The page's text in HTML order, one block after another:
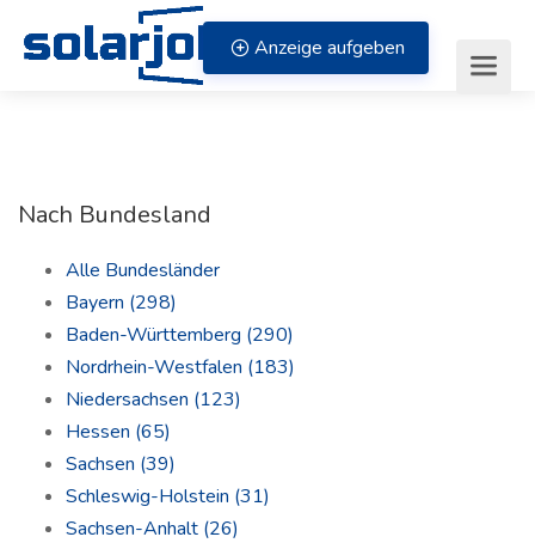
Zum Inhalt springen
Anzeige aufgeben
Nach Bundesland
Alle Bundesländer
Bayern (298)
Baden-Württemberg (290)
Nordrhein-Westfalen (183)
Niedersachsen (123)
Hessen (65)
Sachsen (39)
Schleswig-Holstein (31)
Sachsen-Anhalt (26)